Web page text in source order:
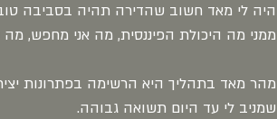
היה לי מאד חשוב שהדירה תהיה בסביבה
ממני מה היכולת הפיננסית, מה אני מחפש,
מהר מאד בתהליך היא הרשימה בפתרונות
שמניב לי עד היום תשואה גבוהה.